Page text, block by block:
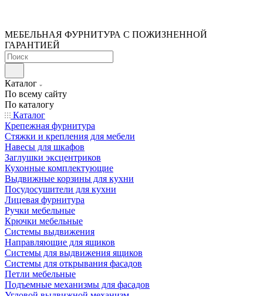
МЕБЕЛЬНАЯ ФУРНИТУРА С ПОЖИЗНЕННОЙ
ГАРАНТИЕЙ
Каталог
По всему сайту
По каталогу
Каталог
Крепежная фурнитура
Стяжки и крепления для мебели
Навесы для шкафов
Заглушки эксцентриков
Кухонные комплектующие
Выдвижные корзины для кухни
Посудосушители для кухни
Лицевая фурнитура
Ручки мебельные
Крючки мебельные
Системы выдвижения
Направляющие для ящиков
Системы для выдвижения ящиков
Системы для открывания фасадов
Петли мебельные
Подъемные механизмы для фасадов